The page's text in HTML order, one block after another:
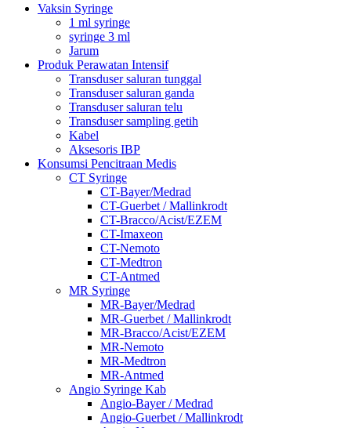
Vaksin Syringe
1 ml syringe
syringe 3 ml
Jarum
Produk Perawatan Intensif
Transduser saluran tunggal
Transduser saluran ganda
Transduser saluran telu
Transduser sampling getih
Kabel
Aksesoris IBP
Konsumsi Pencitraan Medis
CT Syringe
CT-Bayer/Medrad
CT-Guerbet / Mallinkrodt
CT-Bracco/Acist/EZEM
CT-Imaxeon
CT-Nemoto
CT-Medtron
CT-Antmed
MR Syringe
MR-Bayer/Medrad
MR-Guerbet / Mallinkrodt
MR-Bracco/Acist/EZEM
MR-Nemoto
MR-Medtron
MR-Antmed
Angio Syringe Kab
Angio-Bayer / Medrad
Angio-Guerbet / Mallinkrodt